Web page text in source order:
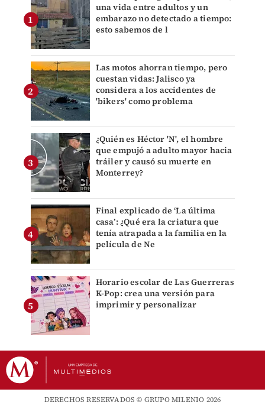
una vida entre adultos y un
embarazo no detectado a tiempo:
esto sabemos de l
Las motos ahorran tiempo, pero
cuestan vidas: Jalisco ya
considera a los accidentes de
'bikers' como problema
¿Quién es Héctor 'N', el hombre
que empujó a adulto mayor hacia
tráiler y causó su muerte en
Monterrey?
Final explicado de ‘La última
casa’: ¿Qué era la criatura que
tenía atrapada a la familia en la
película de Ne
Horario escolar de Las Guerreras
K-Pop: crea una versión para
imprimir y personalizar
DERECHOS RESERVADOS © GRUPO MILENIO 2026